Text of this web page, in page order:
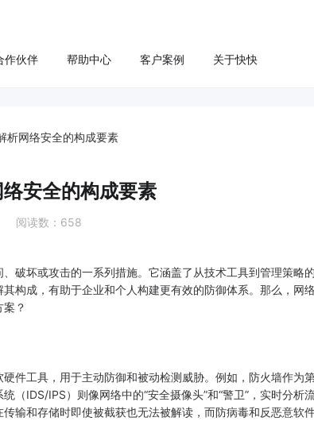
服务器(企业级)
BGP
游戏盾（高防版）
快快盾（PC端游戏安全）云防火墙
安全 云运维
作伙伴 帮助中心 客户案例 关于快快
析网络安全的构成要素
安全的构成要素
阅读数：658
坏或攻击的一系列措施。它涵盖了从技术工具到管理策略
构成，有助于企业和个人构建更有效的防御体系。那么，网
？
工具，用于主动防御和被动检测威胁。例如，防火墙作为
（IDS/IPS）则像网络中的“安全摄像头”和“警卫”，实时分析
输和存储时即使被截获也无法被解读，而防病毒和反恶意软